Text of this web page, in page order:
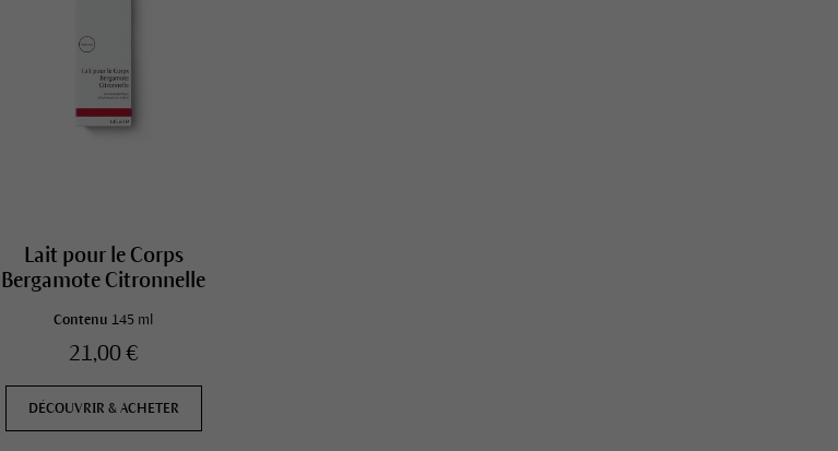
Lait pour le Corps
Bergamote Citronnelle
Contenu145 ml
21,00 €
DÉCOUVRIR & ACHETER